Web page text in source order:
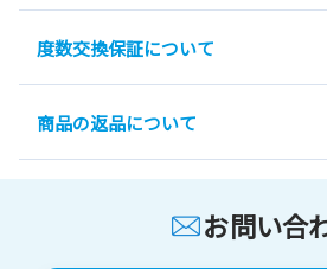
度数交換保証について
商品の返品について
お問い合